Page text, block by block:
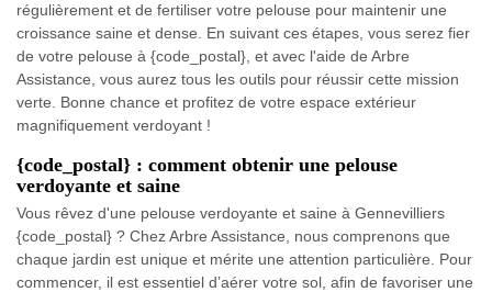
régulièrement et de fertiliser votre pelouse pour maintenir une
croissance saine et dense. En suivant ces étapes, vous serez fier
de votre pelouse à {code_postal}, et avec l'aide de Arbre
Assistance, vous aurez tous les outils pour réussir cette mission
verte. Bonne chance et profitez de votre espace extérieur
magnifiquement verdoyant !
{code_postal} : comment obtenir une pelouse
verdoyante et saine
Vous rêvez d'une pelouse verdoyante et saine à Gennevilliers
{code_postal} ? Chez Arbre Assistance, nous comprenons que
chaque jardin est unique et mérite une attention particulière. Pour
commencer, il est essentiel d’aérer votre sol, afin de favoriser une